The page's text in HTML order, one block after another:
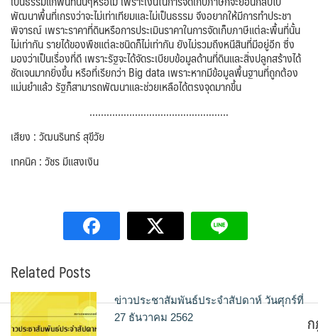
พัฒนาพื้นที่เกรงว่าจะไม่เท่าเทียมและไม่เป็นธรรม จึงอยากให้มีการทำประชา
พิจารณ์ เพราะราคาที่ดินหรือการประเมินราคาในการจัดเก็บภาษีแต่ละพื้นที่นั้น
ไม่เท่ากัน รายได้ของพืชแต่ละชนิดก็ไม่เท่ากัน ยังไม่รวมถึงหนีสินที่มีอยู่อีก ซึ่ง
มองว่าเป็นเรื่องที่ดี เพราะรัฐจะได้จัดระเบียบข้อมูลด้านที่ดินและสิ่งปลูกสร้างได้
ชัดเจนมากยิ่งขึ้น หรือที่เรียกว่า Big data เพราะหากมีข้อมูลพื้นฐานที่ถูกต้อง
แม่นยำแล้ว รัฐก็สามารถพัฒนาและช่วยเหลือได้ตรงจุดมากขึ้น
………………………………………….
เสียง : วัฒนรินทร์ สุขีวัย
เทคนิค : วัชร มีแสงเงิน
Related Posts
ข่าวประชาสัมพันธ์ประจำสัปดาห์ วันศุกร์ที่
27 ธันวาคม 2562